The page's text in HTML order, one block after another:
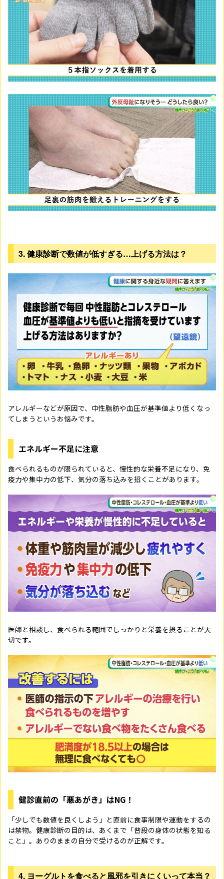
3. 健康診断で数値が低すぎる…上げる方法は？
アレルギーなどが原因で、中性脂肪や血圧が基準値より低くなっ
てしまうというお悩みです。
エネルギー不足に注意
食べられるものが限られていると、慢性的な栄養不足になり、免
疫力や集中力の低下、気分の落ち込みを招くことがあります。
医師と相談し、食べられる範囲でしっかりと栄養を摂ることが大
切です。
健診直前の「悪あがき」はNG！
「少しでも数値を良くしよう」と直前に食事制限や運動をするの
は禁物。健康診断の目的は、あくまで「普段の身体の状態を知る
こと」。ありのままの自分で受けるのが正解です。
4. ヨーグルトを食べると風邪を引きにくいって本当？